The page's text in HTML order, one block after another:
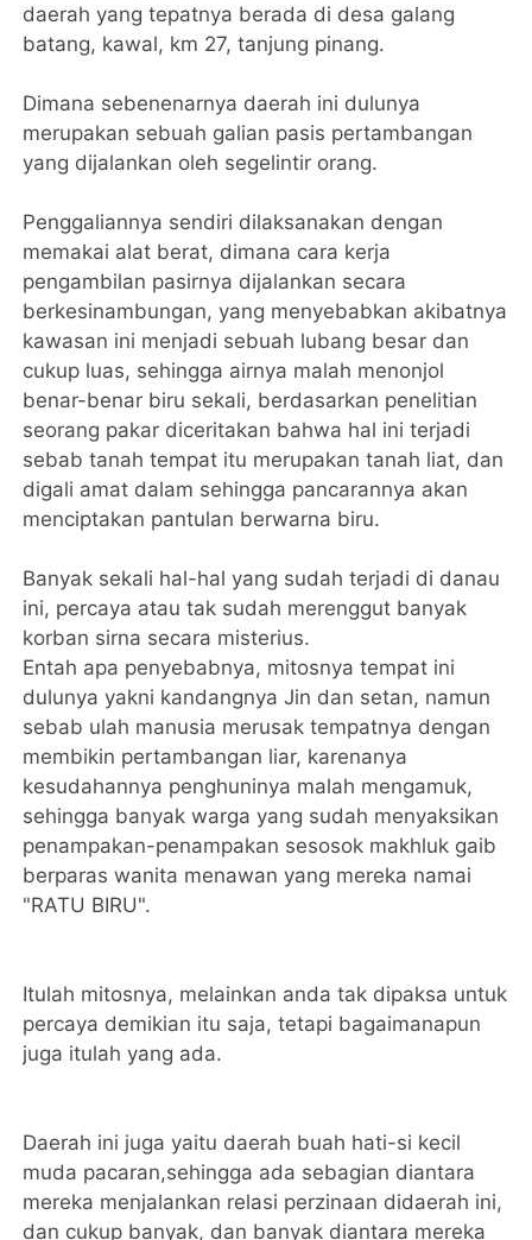
daerah yang tepatnya berada di desa galang
batang, kawal, km 27, tanjung pinang.
Dimana sebenenarnya daerah ini dulunya
merupakan sebuah galian pasis pertambangan
yang dijalankan oleh segelintir orang.
Penggaliannya sendiri dilaksanakan dengan
memakai alat berat, dimana cara kerja
pengambilan pasirnya dijalankan secara
berkesinambungan, yang menyebabkan akibatnya
kawasan ini menjadi sebuah lubang besar dan
cukup luas, sehingga airnya malah menonjol
benar-benar biru sekali, berdasarkan penelitian
seorang pakar diceritakan bahwa hal ini terjadi
sebab tanah tempat itu merupakan tanah liat, dan
digali amat dalam sehingga pancarannya akan
menciptakan pantulan berwarna biru.
Banyak sekali hal-hal yang sudah terjadi di danau
ini, percaya atau tak sudah merenggut banyak
korban sirna secara misterius.
Entah apa penyebabnya, mitosnya tempat ini
dulunya yakni kandangnya Jin dan setan, namun
sebab ulah manusia merusak tempatnya dengan
membikin pertambangan liar, karenanya
kesudahannya penghuninya malah mengamuk,
sehingga banyak warga yang sudah menyaksikan
penampakan-penampakan sesosok makhluk gaib
berparas wanita menawan yang mereka namai
"RATU BIRU".
Itulah mitosnya, melainkan anda tak dipaksa untuk
percaya demikian itu saja, tetapi bagaimanapun
juga itulah yang ada.
Daerah ini juga yaitu daerah buah hati-si kecil
muda pacaran,sehingga ada sebagian diantara
mereka menjalankan relasi perzinaan didaerah ini,
dan cukup banyak, dan banyak diantara mereka